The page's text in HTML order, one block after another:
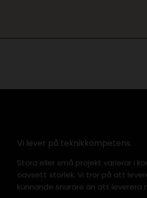
Vi lever på teknikkompetens.
Stora eller små projekt varierar i
oavsett storlek. Vi tror på att
kunnande snarare än att leverera